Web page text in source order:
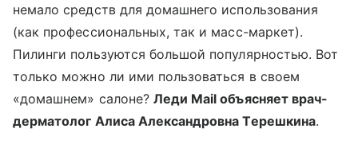
немало средств для домашнего использования
(как профессиональных, так и масс-маркет).
Пилинги пользуются большой популярностью. Вот
только можно ли ими пользоваться в своем
«домашнем» салоне? Леди Mail объясняет врач-
дерматолог Алиса Александровна Терешкина.